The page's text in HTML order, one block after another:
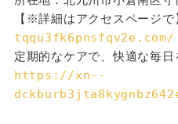
【※詳細はアクセスページで
tqqu3fk6pnsfqv2e.com/
定期的なケアで、快適な毎日
https://xn--